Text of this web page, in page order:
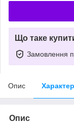
Що таке
Замовлення
Опис
Опис